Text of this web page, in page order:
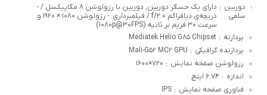
دوربین
سلفی
:
دارای یک حسگر دوربین, دوربین‌ با رزولوشن ۸ مگاپیکسل / -
دریچه‌ی دیافراگم f/۲.۰ / فیلمبرداری: - رزولوشن ۱۰۸۰ × ۱۹۲۰ و
سرعت ۳۰ فریم بر ثانیه (۱۰۸۰p@۳۰FPS)
پردازنه : Mediatek Helio G۸۵ Chipset
پردازنده گرافیکی : Mali-G۵۲ MC۲ GPU
رزولوشن صفحه نمایش : ۷۲۰×۱۶۰۰
اندازه : ۶.۷۴ اینچ
فناوری صفحه نمایش :
IPS